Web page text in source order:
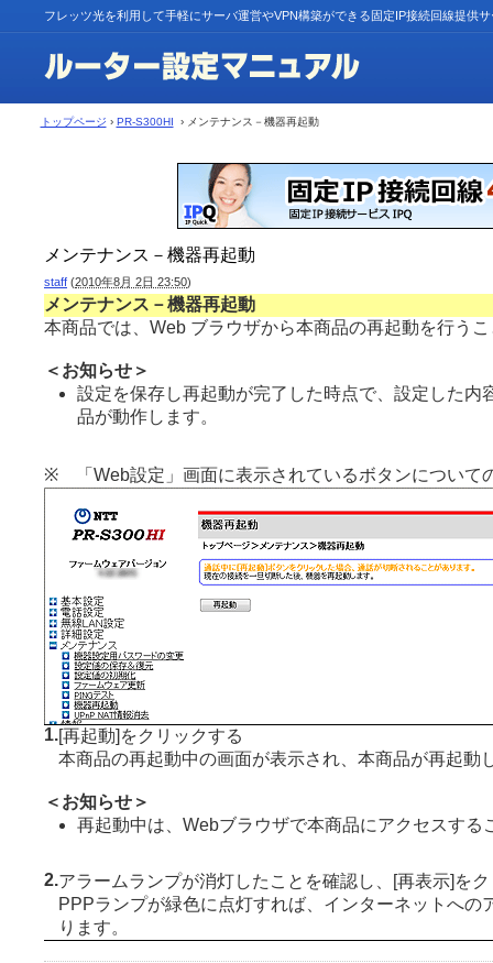
フレッツ光を利用して手軽にサーバ運営やVPN構築ができる固定IP接続回線提供
トップページ › PR-S300HI › メンテナンス－機器再起動
メンテナンス－機器再起動
staff (2010年8月 2日 23:50)
メンテナンス－機器再起動
本商品では、Web ブラウザから本商品の再起動を行う
＜お知らせ＞
設定を保存し再起動が完了した時点で、設定した内
品が動作します。
※ 「Web設定」画面に表示されているボタンについて
1. [再起動]をクリックする
本商品の再起動中の画面が表示され、本商品が再起動
＜お知らせ＞
再起動中は、Webブラウザで本商品にアクセスする
2.アラームランプが消灯したことを確認し、[再表示]を
PPPランプが緑色に点灯すれば、インターネットへの
ります。